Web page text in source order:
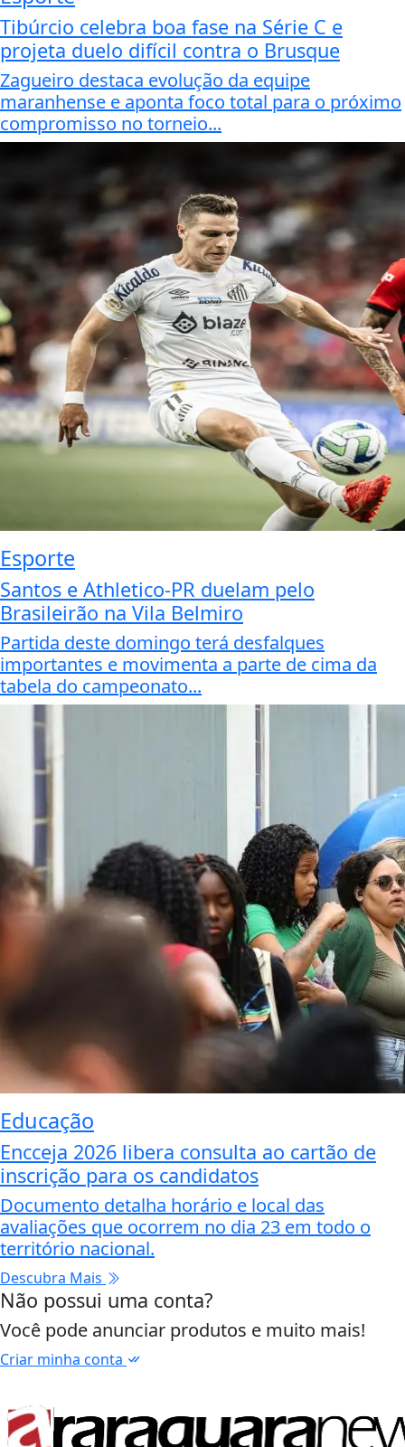
Tibúrcio celebra boa fase na Série C e
projeta duelo difícil contra o Brusque
Zagueiro destaca evolução da equipe
maranhense e aponta foco total para o próximo
compromisso no torneio...
Esporte
Santos e Athletico-PR duelam pelo
Brasileirão na Vila Belmiro
Partida deste domingo terá desfalques
importantes e movimenta a parte de cima da
tabela do campeonato...
Educação
Encceja 2026 libera consulta ao cartão de
inscrição para os candidatos
Documento detalha horário e local das
avaliações que ocorrem no dia 23 em todo o
território nacional.
Descubra Mais
Não possui uma conta?
Você pode anunciar produtos e muito mais!
Criar minha conta